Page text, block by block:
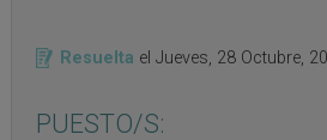
Resuelta el Jueves, 28 Octubre,
PUESTO/S: